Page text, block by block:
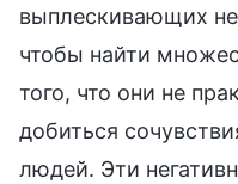
выплескивающих
чтобы найти
того, что они не
добиться
людей. Эти